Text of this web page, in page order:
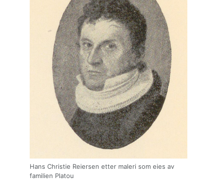
Hans Christie Reiersen etter maleri som eies av
familien Platou